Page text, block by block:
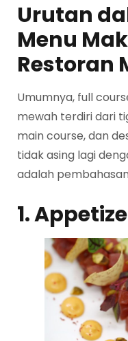
Urutan
Menu
Restoran
Umumnya, full
mewah terdiri dari
main course, dan
tidak asing lagi
adalah
1.